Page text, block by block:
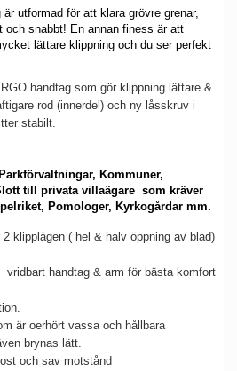
utformad för att klara grövre grenar,
och snabbt! En annan finess är att
lättare klippning och du ser perfekt
handtag som gör klippning lättare &
rod (innerdel) och ny låsskruv i
stabilt.
Kommuner,
till privatavillaägare som kräver
Pomologer, Kyrkogårdar mm.
2 klipplägen ( hel & halv öppning av blad)
vridbart handtag & arm för bästa komfort
är oerhört vassa och hållbara
brynas lätt.
och sav motstånd